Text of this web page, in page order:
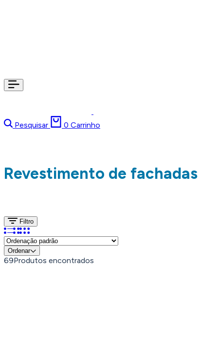
Pesquisar 0 Carrinho
Revestimento de fachadas
Filtro
Ordenar
69Produtos encontrados